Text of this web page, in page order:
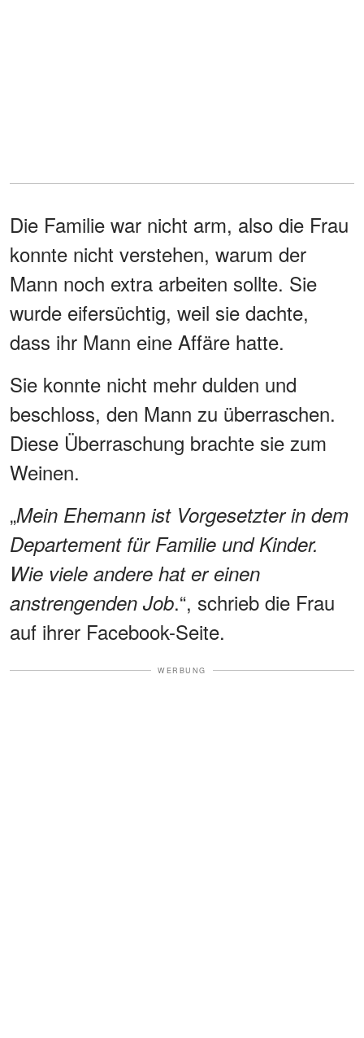
Die Familie war nicht arm, also die Frau
konnte nicht verstehen, warum der
Mann noch extra arbeiten sollte. Sie
wurde eifersüchtig, weil sie dachte,
dass ihr Mann eine Affäre hatte.
Sie konnte nicht mehr dulden und
beschloss, den Mann zu überraschen.
Diese Überraschung brachte sie zum
Weinen.
„Mein Ehemann ist Vorgesetzter in dem
Departement für Familie und Kinder.
Wie viele andere hat er einen
anstrengenden Job.“, schrieb die Frau
auf ihrer Facebook-Seite.
WERBUNG